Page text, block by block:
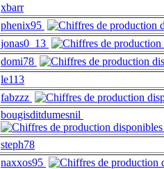
xbarr
phenix95
jonas0_13
domi78
le113
fabzzz
bougisditdumesnil
steph78
naxxos95